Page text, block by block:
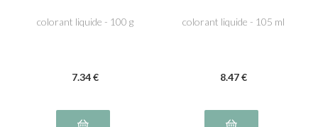
colorant liquide - 100 g
7.34 €
colorant liquide - 105 ml
8.47 €